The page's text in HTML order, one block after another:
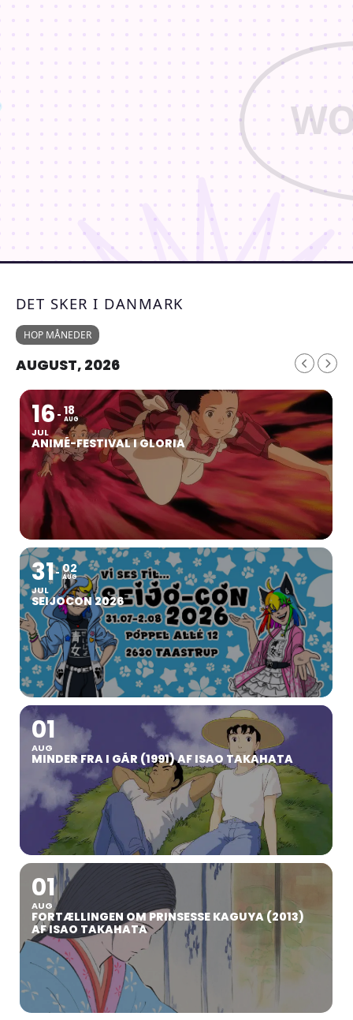
DET SKER I DANMARK
HOP MÅNEDER
AUGUST, 2026
16
JUL
18
AUG
ANIMÉ-FESTIVAL I GLORIA
31
JUL
02
AUG
SEIJOCON 2026
01
AUG
MINDER FRA I GÅR (1991) AF ISAO TAKAHATA
01
AUG
FORTÆLLINGEN OM PRINSESSE KAGUYA (2013)
AF ISAO TAKAHATA